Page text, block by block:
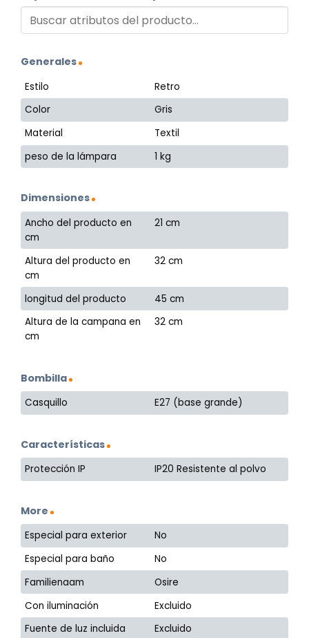
Generales
Estilo
Retro
Color
Gris
Material
Textil
peso de la lámpara
1 kg
Dimensiones
Ancho del producto en
cm
21 cm
Altura del producto en
cm
32 cm
longitud del producto
45 cm
Altura de la campana en
cm
32 cm
Bombilla
Casquillo E27 (base grande)
Características
Protección IP IP20 Resistente al polvo
More
Especial para exterior
No
Especial para baño
No
Familienaam
Osire
Con iluminación
Excluido
Fuente de luz incluida
Excluido